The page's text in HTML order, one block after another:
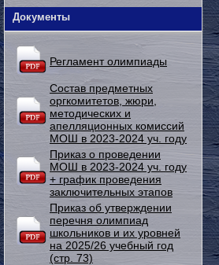
Документы
Регламент олимпиады
Состав предметных
оргкомитетов, жюри,
методических и
апелляционных комиссий
МОШ в 2023-2024 уч. году
Приказ о проведении
МОШ в 2023-2024 уч. году
+ график проведения
заключительных этапов
Приказ об утверждении
перечня олимпиад
школьников и их уровней
на 2025/26 учебный год
(стр. 73)